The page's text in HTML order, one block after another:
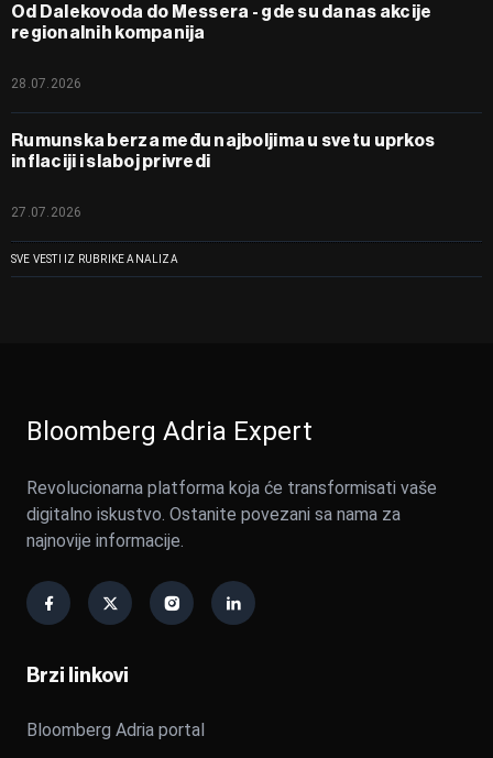
Od Dalekovoda do Messera - gde su danas akcije
regionalnih kompanija
28.07.2026
Rumunska berza među najboljima u svetu uprkos
inflaciji i slaboj privredi
27.07.2026
SVE VESTI IZ RUBRIKE ANALIZA
Bloomberg Adria Expert
Revolucionarna platforma koja će transformisati vaše
digitalno iskustvo. Ostanite povezani sa nama za
najnovije informacije.
Brzi linkovi
Bloomberg Adria portal